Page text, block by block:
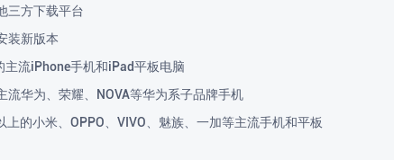
三方下载平台
装新版本
流iPhone手机和iPad平板电脑
流华为、荣耀、NOVA等华为系子品牌手机
的小米、OPPO、VIVO、魅族、一加等主流手机和平板